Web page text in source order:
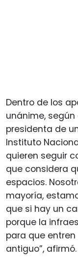
Dentro de los
unánime, según
presidenta de
Instituto
quieren seguir
que considera
espacios.
mayoría,
que si hay un
porque la
para que
antiguo”, afirmó.